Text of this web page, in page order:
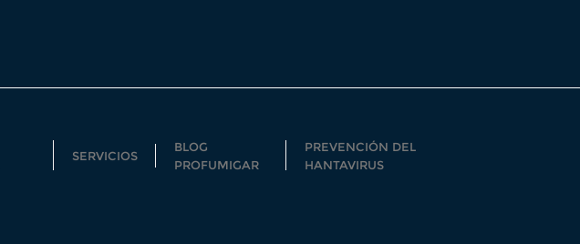
SERVICIOS
BLOG
PROFUMIGAR
PREVENCIÓN DEL
HANTAVIRUS